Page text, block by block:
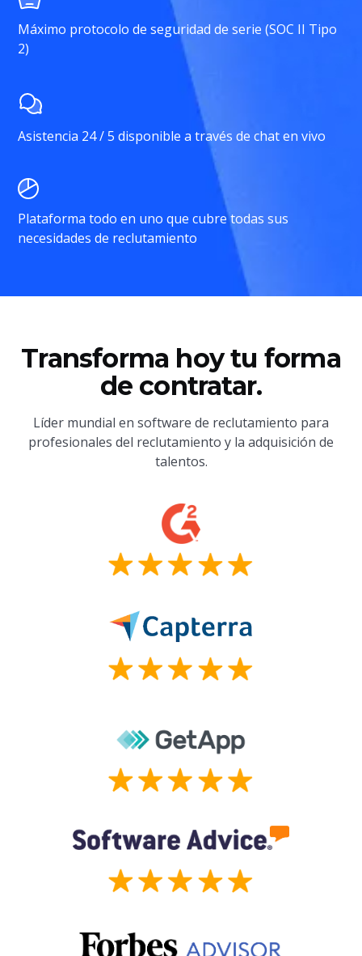
Máximo protocolo de seguridad de serie (SOC II Tipo
2)
Asistencia 24 / 5 disponible a través de chat en vivo
Plataforma todo en uno que cubre todas sus
necesidades de reclutamiento
Transforma hoy tu forma
de contratar.
Líder mundial en software de reclutamiento para
profesionales del reclutamiento y la adquisición de
talentos.